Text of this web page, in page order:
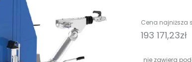
Cena najniższa
193 171,23zł
nie zawiera